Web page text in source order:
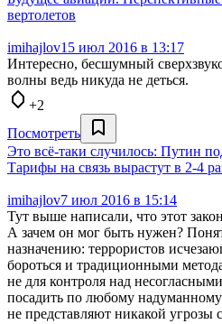
вертолетов
imihajlov15 июл 2016 в 13:17
Интересно, бесшумный
волны ведь никуда не деться.
+2
Посмотреть
Это всё-таки случилось: Путин
Тарифы на связь вырастут в 2-4
imihajlov7 июл 2016 в 15:14
Тут выше написали, что этот
А зачем он мог быть нужен?
назначению: террористов
бороться и традиционными
не для контроля над
посадить по любому
не представляют никакой